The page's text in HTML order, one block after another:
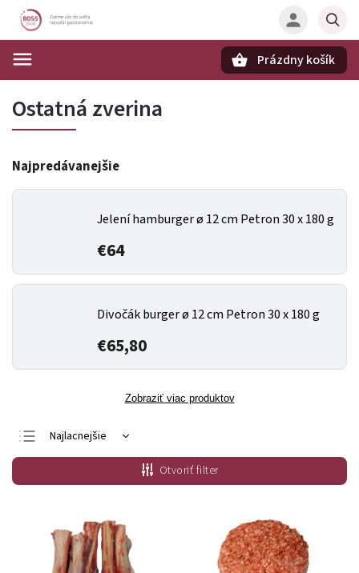
Prázdny košík
Ostatná zverina
Najpredávanejšie
Jelení hamburger ø 12 cm Petron 30 x 180 g
€64
Divočák burger ø 12 cm Petron 30 x 180 g
€65,80
Zobraziť viac produktov
Najlacnejšie
Najdrahšie
Najpredávanejšie
Otvoriť filter